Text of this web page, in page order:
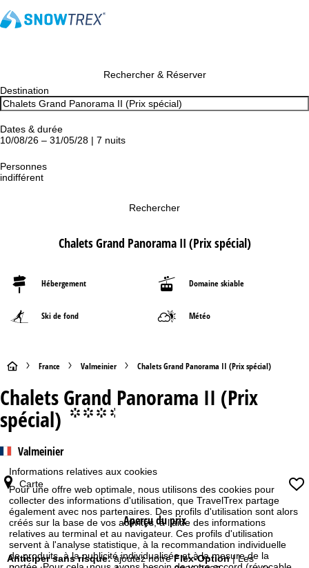
Informations relatives aux cookies
Pour une offre web optimale, nous utilisons des cookies pour
collecter des informations d'utilisation, que TravelTrex partage
également avec nos partenaires. Des profils d'utilisation sont alors
créés sur la base de vos activités, à l'aide des informations
relatives au terminal et au navigateur. Ces profils d'utilisation
servent à l'analyse statistique, à la recommandation individuelle
de produits, à la publicité individualisée et à la mesure de la
Rechercher & Réserver
Destination
Dates & durée
10/08/26 – 31/05/28 | 7 nuits
Personnes
indifférent
Rechercher
Chalets Grand Panorama II (Prix spécial)
Hébergement Domaine skiable
Ski de fond Météo
P
a
g
e
d
'
a
c
France Valmeinier Chalets Grand Panorama II (Prix spécial)
Chalets Grand Panorama II (Prix
spécial) °°°.
Valmeinier
Carte
Aperçu du prix
Anticiper sans risque:ajoutez notreFlex-Option| Les